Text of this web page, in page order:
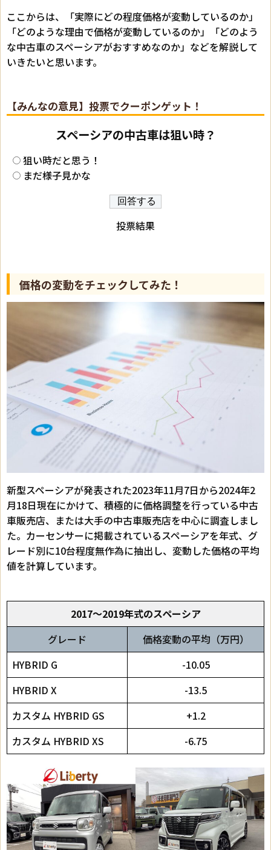
ここからは、「実際にどの程度価格が変動しているのか」
「どのような理由で価格が変動しているのか」「どのよう
な中古車のスペーシアがおすすめなのか」などを解説して
いきたいと思います。
【みんなの意見】投票でクーポンゲット！
スペーシアの中古車は狙い時？
狙い時だと思う！
まだ様子見かな
投票結果
価格の変動をチェックしてみた！
新型スペーシアが発表された2023年11月7日から2024年2
月18日現在にかけて、積極的に価格調整を行っている中古
車販売店、または大手の中古車販売店を中心に調査しまし
た。カーセンサーに掲載されているスペーシアを年式、グ
レード別に10台程度無作為に抽出し、変動した価格の平均
値を計算しています。
2017～2019年式のスペーシア
グレード
価格変動の平均（万円）
HYBRID G
-10.05
HYBRID X
-13.5
カスタム HYBRID GS
+1.2
カスタム HYBRID XS
-6.75